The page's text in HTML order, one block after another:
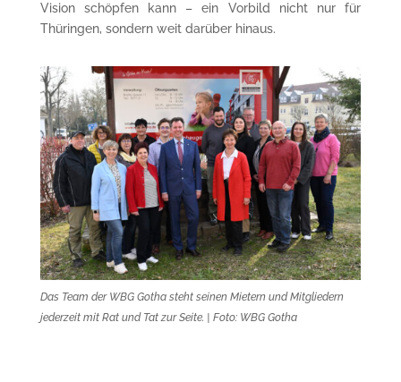
Vision schöpfen kann – ein Vorbild nicht nur für
Thüringen, sondern weit darüber hinaus.
Das Team der WBG Gotha steht seinen Mietern und Mitgliedern
jederzeit mit Rat und Tat zur Seite.​ | Foto: WBG Gotha